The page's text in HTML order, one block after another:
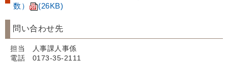
数）
(26KB)
問い合わせ先
担当 人事課人事係
電話 0173-35-2111